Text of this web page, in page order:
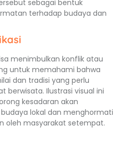
sebagai bentuk
terhadap budaya dan
menimbulkan konflik atau
untuk memahami bahwa
dan tradisi yang perlu
berwisata. Ilustrasi visual ini
kesadaran akan
lokal dan menghormati
oleh masyarakat setempat.